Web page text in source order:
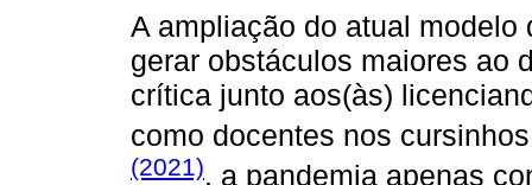
A ampliação do atual
gerar obstáculos maiores ao
crítica junto aos(às)
como docentes nos
(2021), a pandemia apenas